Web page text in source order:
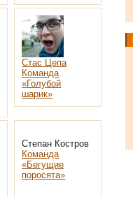
Стас Цепа
Команда
«Голубой
шарик»
Степан Костров
Команда
«Бегущие
поросята»